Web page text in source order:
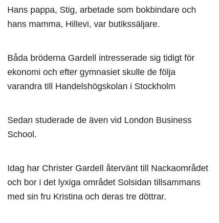
Hans pappa, Stig, arbetade som bokbindare och
hans mamma, Hillevi, var butikssäljare.
Båda bröderna Gardell intresserade sig tidigt för
ekonomi och efter gymnasiet skulle de följa
varandra till Handelshögskolan i Stockholm
Sedan studerade de även vid London Business
School.
Idag har Christer Gardell återvänt till Nackaområdet
och bor i det lyxiga området Solsidan tillsammans
med sin fru Kristina och deras tre döttrar.